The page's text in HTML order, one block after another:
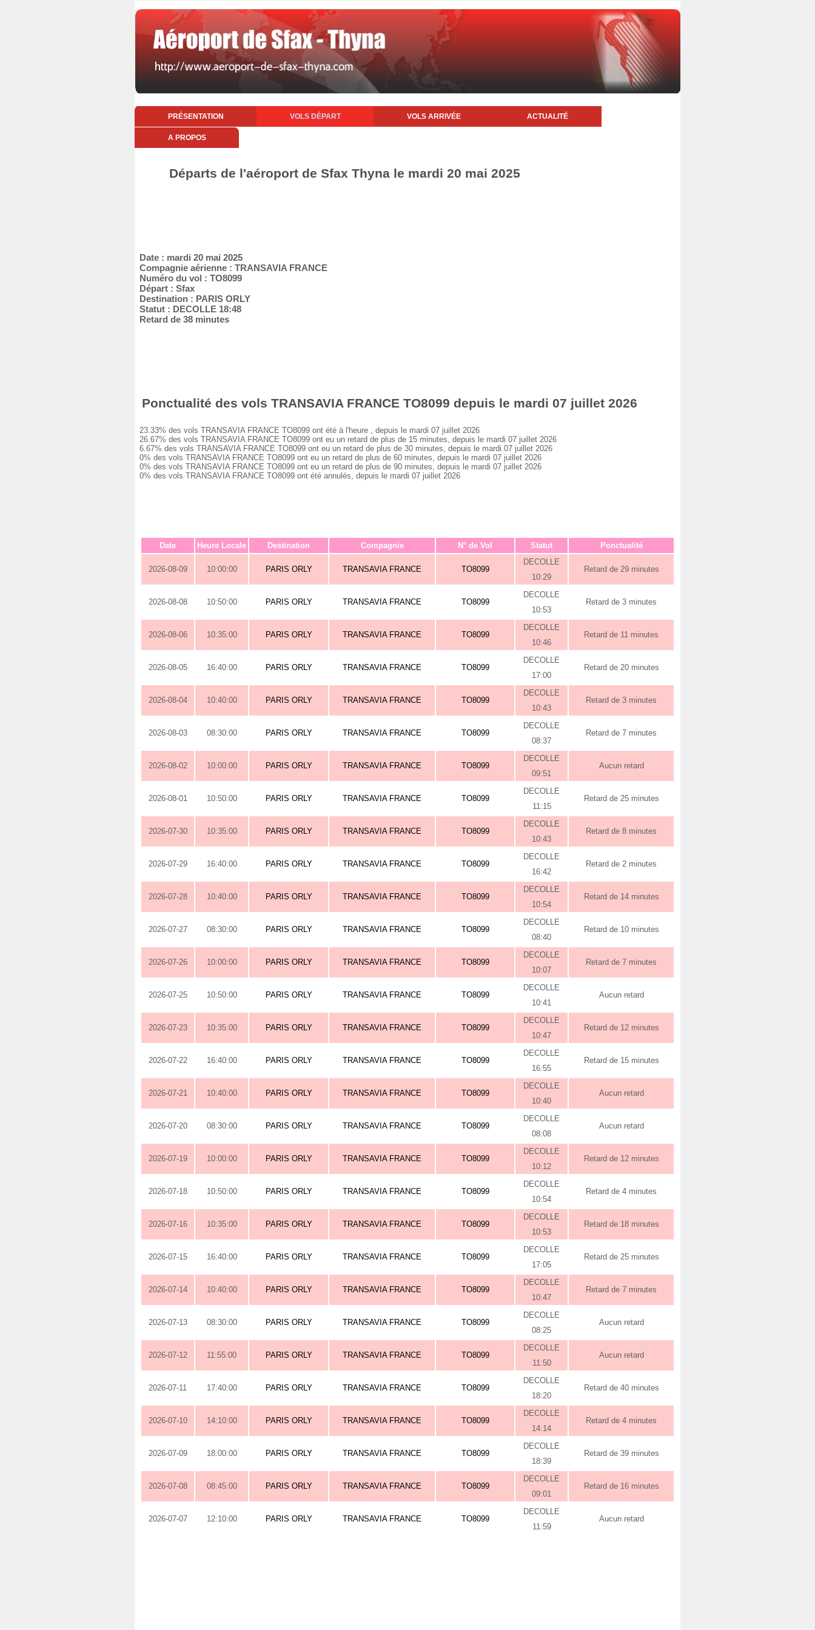
PRÉSENTATION VOLS DÉPART VOLS ARRIVÉE ACTUALITÉ
A PROPOS
Départs de l'aéroport de Sfax Thyna le mardi 20 mai 2025
Date : mardi 20 mai 2025
Compagnie aérienne : TRANSAVIA FRANCE
Numéro du vol : TO8099
Départ : Sfax
Destination : PARIS ORLY
Statut : DECOLLE 18:48
Retard de 38 minutes
Ponctualité des vols TRANSAVIA FRANCE TO8099 depuis le mardi 07 juillet 2026
23.33% des vols TRANSAVIA FRANCE TO8099 ont été à l'heure , depuis le mardi 07 juillet 2026
26.67% des vols TRANSAVIA FRANCE TO8099 ont eu un retard de plus de 15 minutes, depuis le mardi 07 juillet 2026
6.67% des vols TRANSAVIA FRANCE TO8099 ont eu un retard de plus de 30 minutes, depuis le mardi 07 juillet 2026
0% des vols TRANSAVIA FRANCE TO8099 ont eu un retard de plus de 60 minutes, depuis le mardi 07 juillet 2026
0% des vols TRANSAVIA FRANCE TO8099 ont eu un retard de plus de 90 minutes, depuis le mardi 07 juillet 2026
0% des vols TRANSAVIA FRANCE TO8099 ont été annulés, depuis le mardi 07 juillet 2026
Date Heure Locale Destination Compagnie N° de Vol Statut Ponctualité
2026-08-09 10:00:00 PARIS ORLY TRANSAVIA FRANCE TO8099
DECOLLE
10:29
Retard de 29 minutes
2026-08-08 10:50:00 PARIS ORLY TRANSAVIA FRANCE TO8099
DECOLLE
10:53
Retard de 3 minutes
2026-08-06 10:35:00 PARIS ORLY TRANSAVIA FRANCE TO8099
DECOLLE
10:46
Retard de 11 minutes
2026-08-05 16:40:00 PARIS ORLY TRANSAVIA FRANCE TO8099
DECOLLE
17:00
Retard de 20 minutes
2026-08-04 10:40:00 PARIS ORLY TRANSAVIA FRANCE TO8099
DECOLLE
10:43
Retard de 3 minutes
2026-08-03 08:30:00 PARIS ORLY TRANSAVIA FRANCE TO8099
DECOLLE
08:37
Retard de 7 minutes
2026-08-02 10:00:00 PARIS ORLY TRANSAVIA FRANCE TO8099
DECOLLE
09:51
Aucun retard
2026-08-01 10:50:00 PARIS ORLY TRANSAVIA FRANCE TO8099
DECOLLE
11:15
Retard de 25 minutes
2026-07-30 10:35:00 PARIS ORLY TRANSAVIA FRANCE TO8099
DECOLLE
10:43
Retard de 8 minutes
2026-07-29 16:40:00 PARIS ORLY TRANSAVIA FRANCE TO8099
DECOLLE
16:42
Retard de 2 minutes
2026-07-28 10:40:00 PARIS ORLY TRANSAVIA FRANCE TO8099
DECOLLE
10:54
Retard de 14 minutes
2026-07-27 08:30:00 PARIS ORLY TRANSAVIA FRANCE TO8099
DECOLLE
08:40
Retard de 10 minutes
2026-07-26 10:00:00 PARIS ORLY TRANSAVIA FRANCE TO8099
DECOLLE
10:07
Retard de 7 minutes
2026-07-25 10:50:00 PARIS ORLY TRANSAVIA FRANCE TO8099
DECOLLE
10:41
Aucun retard
2026-07-23 10:35:00 PARIS ORLY TRANSAVIA FRANCE TO8099
DECOLLE
10:47
Retard de 12 minutes
2026-07-22 16:40:00 PARIS ORLY TRANSAVIA FRANCE TO8099
DECOLLE
16:55
Retard de 15 minutes
2026-07-21 10:40:00 PARIS ORLY TRANSAVIA FRANCE TO8099
DECOLLE
10:40
Aucun retard
2026-07-20 08:30:00 PARIS ORLY TRANSAVIA FRANCE TO8099
DECOLLE
08:08
Aucun retard
2026-07-19 10:00:00 PARIS ORLY TRANSAVIA FRANCE TO8099
DECOLLE
10:12
Retard de 12 minutes
2026-07-18 10:50:00 PARIS ORLY TRANSAVIA FRANCE TO8099
DECOLLE
10:54
Retard de 4 minutes
2026-07-16 10:35:00 PARIS ORLY TRANSAVIA FRANCE TO8099
DECOLLE
10:53
Retard de 18 minutes
2026-07-15 16:40:00 PARIS ORLY TRANSAVIA FRANCE TO8099
DECOLLE
17:05
Retard de 25 minutes
2026-07-14 10:40:00 PARIS ORLY TRANSAVIA FRANCE TO8099
DECOLLE
10:47
Retard de 7 minutes
2026-07-13 08:30:00 PARIS ORLY TRANSAVIA FRANCE TO8099
DECOLLE
08:25
Aucun retard
2026-07-12 11:55:00 PARIS ORLY TRANSAVIA FRANCE TO8099
DECOLLE
11:50
Aucun retard
2026-07-11 17:40:00 PARIS ORLY TRANSAVIA FRANCE TO8099
DECOLLE
18:20
Retard de 40 minutes
2026-07-10 14:10:00 PARIS ORLY TRANSAVIA FRANCE TO8099
DECOLLE
14:14
Retard de 4 minutes
2026-07-09 18:00:00 PARIS ORLY TRANSAVIA FRANCE TO8099
DECOLLE
18:39
Retard de 39 minutes
2026-07-08 08:45:00 PARIS ORLY TRANSAVIA FRANCE TO8099
DECOLLE
09:01
Retard de 16 minutes
2026-07-07 12:10:00 PARIS ORLY TRANSAVIA FRANCE TO8099
DECOLLE
11:59
Aucun retard